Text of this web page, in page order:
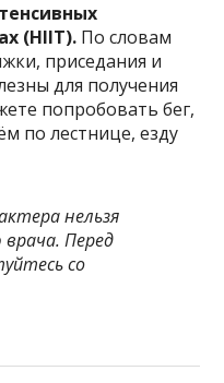
(HIIT). По словам
приседания и
для получения
попробовать бег,
по лестнице, езду
нельзя
Перед
со